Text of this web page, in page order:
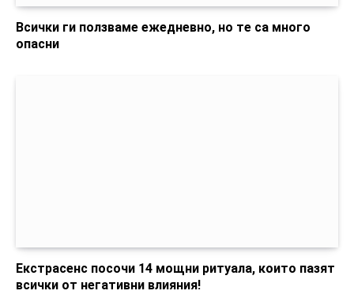
Всички ги ползваме ежедневно, но те са много
опасни
Екстрасенс посочи 14 мощни ритуала, които пазят
всички от негативни влияния!